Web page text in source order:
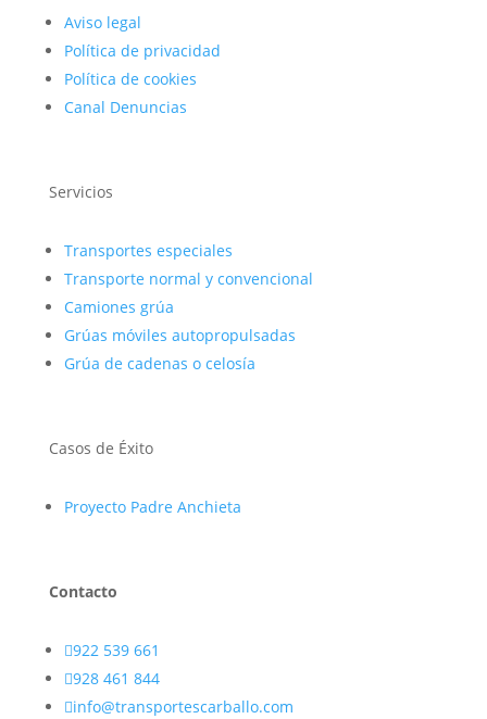
Aviso legal
Política de privacidad
Política de cookies
Canal Denuncias
Servicios
Transportes especiales
Transporte normal y convencional
Camiones grúa
Grúas móviles autopropulsadas
Grúa de cadenas o celosía
Casos de Éxito
Proyecto Padre Anchieta
Contacto
922 539 661
928 461 844
info@transportescarballo.com